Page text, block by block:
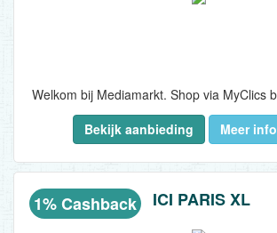
Bekijk aanbieding
Meer
1% Cashback ICI PARIS XL